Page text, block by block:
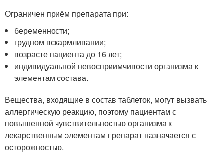
Ограничен приём препарата при:
беременности;
грудном вскармливании;
возрасте пациента до 16 лет;
индивидуальной невосприимчивости организма к
элементам состава.
Вещества, входящие в состав таблеток, могут вызвать
аллергическую реакцию, поэтому пациентам с
повышенной чувствительностью организма к
лекарственным элементам препарат назначается с
осторожностью.